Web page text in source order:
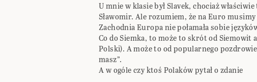
U mnie w klasie był Slavek, chociaż właściwie
Sławomir. Ale rozumiem, że na Euro
Zachodnia Europa nie połamała sobie
Co do Siemka, to może to skrót od Siemowit
Polski). A może to od popularnego
masz”.
A w ogóle czy ktoś Polaków pytał o zdanie